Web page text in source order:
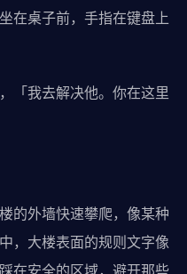
在桌子前，手指在键盘上
「我去解决他。你在这里
的外墙快速攀爬，像某种
，大楼表面的规则文字像
在安全的区域，避开那些